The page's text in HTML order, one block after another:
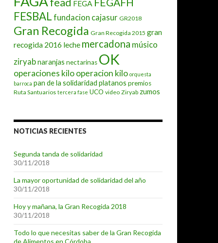
FEGA
FESBAL fundacion cajasur GR2018
Gran Recogida Gran Recogida 2015 gran
recogida 2016 leche mercadona músico
ziryabnaranjas nectarinas OK
operaciones kilooperacion kilo orquesta
barroca pan de la solidaridad platanos premios
Ruta Santuarios tercera fase UCO video Ziryab zumos
NOTICIAS RECIENTES
Segunda tanda de solidaridad
30/11/2018
La mayor oportunidad de solidaridad del año
30/11/2018
Hoy y mañana, la Gran Recogida 2018
30/11/2018
Todo lo que necesitas saber de la Gran Recogida
de Alimentos en Córdoba